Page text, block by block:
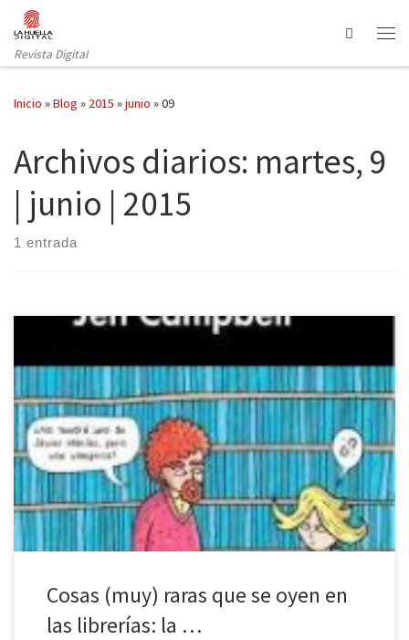
Saltar al contenido
Revista Digital
Search
Inicio »Blog » 2015 »junio »09
Archivos diarios: martes, 9
| junio | 2015
1 entrada
Malpaso recupera el libro de Jen Campbell, lanzado en 2012, que
cosechó en su momento las mejores críticas en Reino Unido.
Cualquier profesión es susceptible de convertirse en un infinito
bucle de anécdotas que, por surrealistas, incómodas o
inverosímiles, dejan en quien las escucha -o lee, como es nuestro
caso- […]
Cosas (muy) raras que se oyen en
las librerías: la …